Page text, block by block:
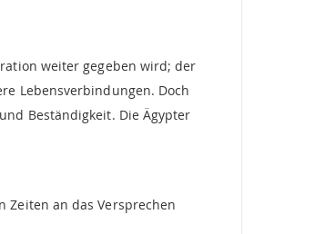
weiter gegeben wird; der
Lebensverbindungen. Doch
Beständigkeit. Die Ägypter
an das Versprechen